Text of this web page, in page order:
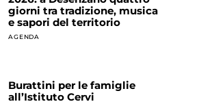
giorni tra tradizione, musica
e sapori del territorio
AGENDA
Burattini per le famiglie
all’Istituto Cervi